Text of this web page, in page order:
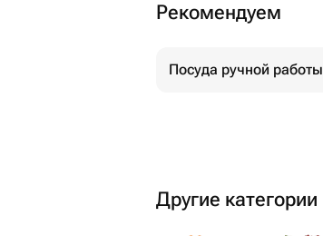
Рекомендуем
Посуда ручной работы
Другие категории